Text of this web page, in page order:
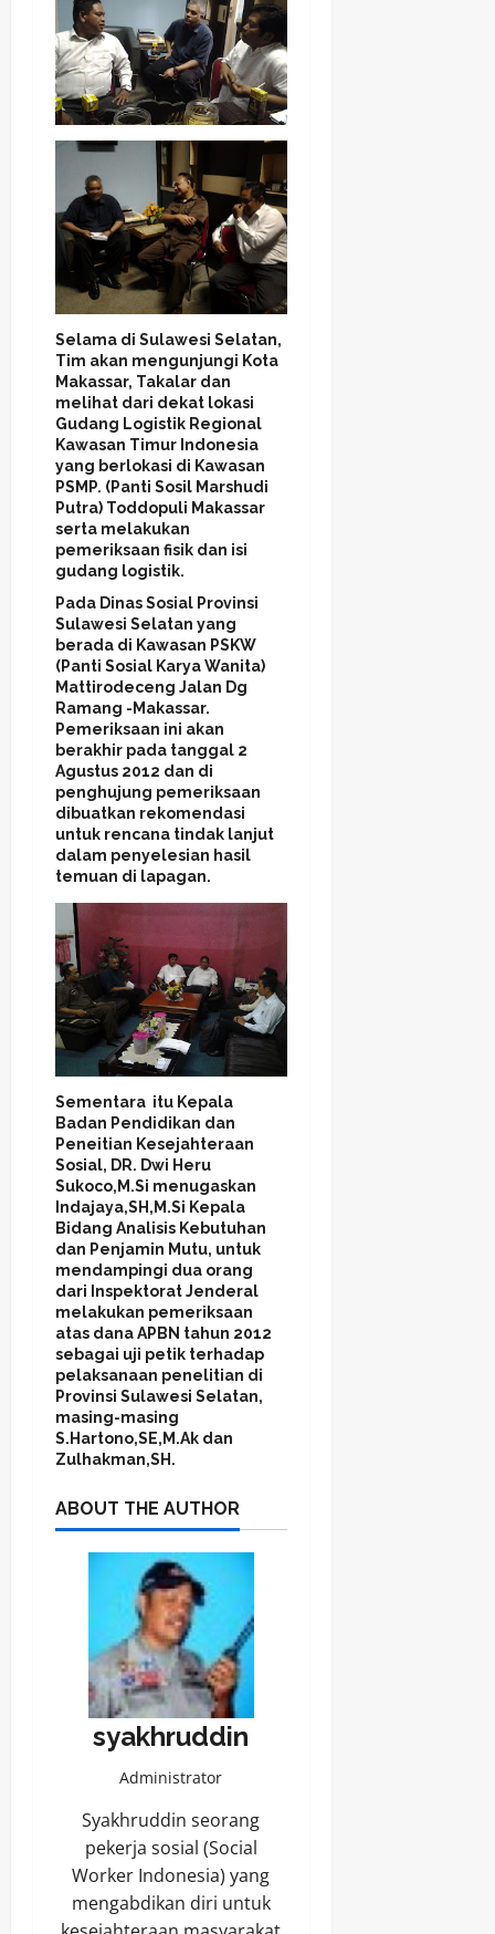
Selama di Sulawesi Selatan,
Tim akan mengunjungi Kota
Makassar, Takalar dan
melihat dari dekat lokasi
Gudang Logistik Regional
Kawasan Timur Indonesia
yang berlokasi di Kawasan
PSMP. (Panti Sosil Marshudi
Putra) Toddopuli Makassar
serta melakukan
pemeriksaan fisik dan isi
gudang logistik.
Pada Dinas Sosial Provinsi
Sulawesi Selatan yang
berada di Kawasan PSKW
(Panti Sosial Karya Wanita)
Mattirodeceng Jalan Dg
Ramang -Makassar.
Pemeriksaan ini akan
berakhir pada tanggal 2
Agustus 2012 dan di
penghujung pemeriksaan
dibuatkan rekomendasi
untuk rencana tindak lanjut
dalam penyelesian hasil
temuan di lapagan.
Sementara itu Kepala
Badan Pendidikan dan
Peneitian Kesejahteraan
Sosial, DR. Dwi Heru
Sukoco,M.Si menugaskan
Indajaya,SH,M.Si Kepala
Bidang Analisis Kebutuhan
dan Penjamin Mutu, untuk
mendampingi dua orang
dari Inspektorat Jenderal
melakukan pemeriksaan
atas dana APBN tahun 2012
sebagai uji petik terhadap
pelaksanaan penelitian di
Provinsi Sulawesi Selatan,
masing-masing
S.Hartono,SE,M.Ak dan
Zulhakman,SH.
ABOUT THE AUTHOR
syakhruddin
Administrator
Syakhruddin seorang
pekerja sosial (Social
Worker Indonesia) yang
mengabdikan diri untuk